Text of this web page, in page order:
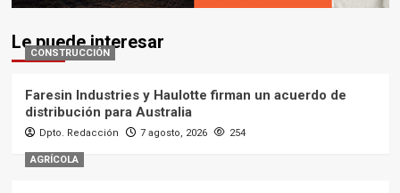
Le puede interesar
CONSTRUCCIÓN
Faresin Industries y Haulotte firman un acuerdo de
distribución para Australia
Dpto. Redacción 7 agosto, 2026 254
AGRÍCOLA